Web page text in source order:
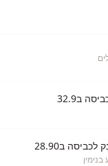
ב32.9
ב28.90
בנימין